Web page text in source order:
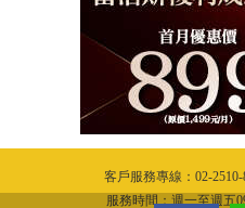
客戶服務專線：02-
服務時間：週一至週五